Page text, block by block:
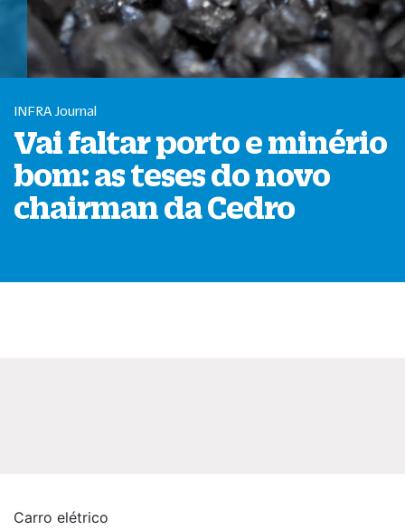
INFRA Journal
Vai faltar porto e minério
bom: as teses do novo
chairman da Cedro
Carro elétrico